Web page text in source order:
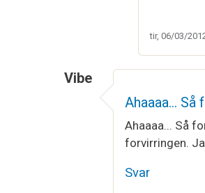
tir, 06/03/
Vibe
Som svar tilDem i skøre
Ahaaaa...
Ahaaaa... Så
forvirringen.
Svar